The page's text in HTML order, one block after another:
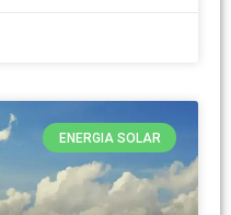
ENERGIA SOLAR